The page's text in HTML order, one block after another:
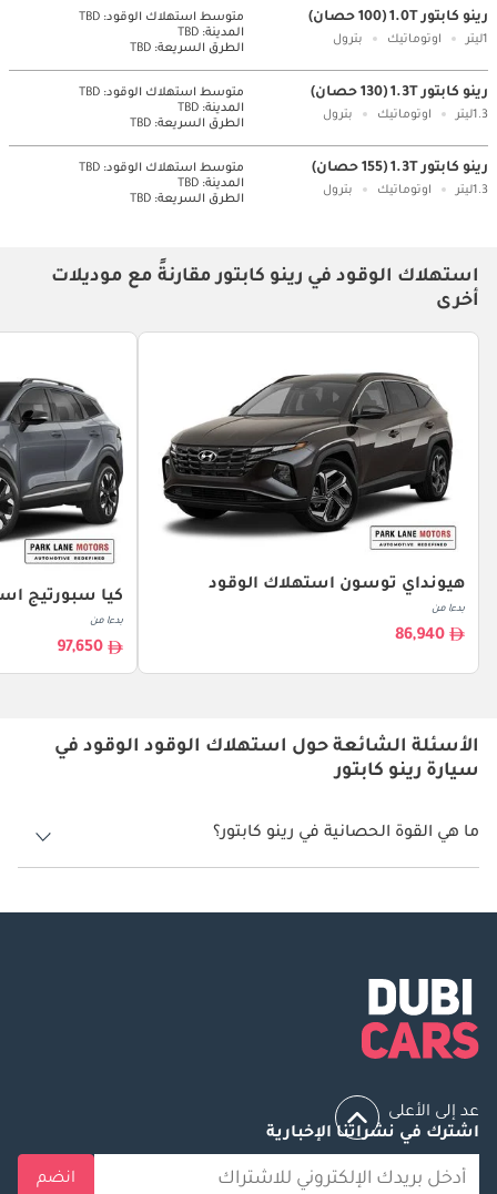
رينو كابتور 1.0T (100 حصان)
1ليتر اوتوماتيك بترول
متوسط ​​استهلاك الوقود: TBD
المدينة: TBD
الطرق السريعة: TBD
رينو كابتور 1.3T (130 حصان)
1.3ليتر اوتوماتيك بترول
متوسط ​​استهلاك الوقود: TBD
المدينة: TBD
الطرق السريعة: TBD
رينو كابتور 1.3T (155 حصان)
1.3ليتر اوتوماتيك بترول
متوسط ​​استهلاك الوقود: TBD
المدينة: TBD
الطرق السريعة: TBD
استهلاك الوقود في رينو كابتور مقارنةً مع موديلات
أخرى
هيونداي توسون استهلاك الوقود
بدءا من
86,940
كيا سبورتيج
بدءا من
97,650
الأسئلة الشائعة حول استهلاك الوقود الوقود في
سيارة رينو كابتور
ما هي القوة الحصانية في رينو كابتور؟
تنتج رينو كابتور قوة 100 حصان - 155 حصان.
عد إلى الأعلى
اشترك في نشراتنا الإخبارية
انضم